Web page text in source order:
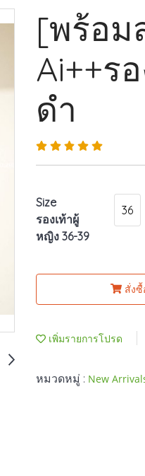
[พร้อม
Ai++ร
ดำ
Size
รองเท้าผู้
หญิง 36-39
36
สั่ง
เพิ่มรายการโปรด
หมวดหมู่ : New